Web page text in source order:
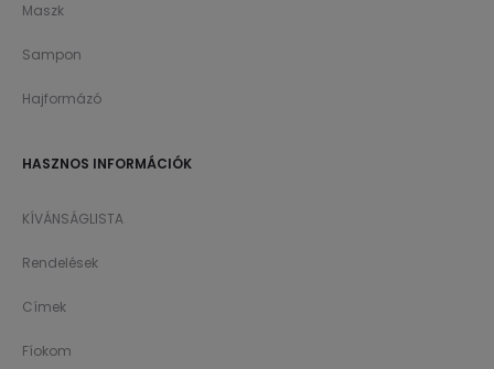
Maszk
Sampon
Hajformázó
HASZNOS INFORMÁCIÓK
KÍVÁNSÁGLISTA
Rendelések
Címek
Fíokom